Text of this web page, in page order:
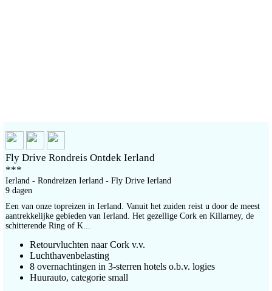
Fly Drive Rondreis Ontdek Ierland
***
Ierland - Rondreizen Ierland - Fly Drive Ierland
9 dagen
Een van onze topreizen in Ierland. Vanuit het zuiden reist u door de meest
aantrekkelijke gebieden van Ierland. Het gezellige Cork en Killarney, de
schitterende Ring of K...
Retourvluchten naar Cork v.v.
Luchthavenbelasting
8 overnachtingen in 3-sterren hotels o.b.v. logies
Huurauto, categorie small